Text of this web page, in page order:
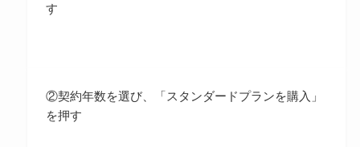
す
②契約年数を選び、「スタンダードプランを購入」
を押す